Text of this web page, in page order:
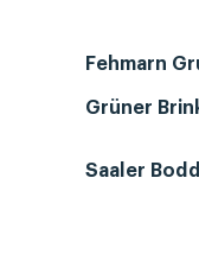
Fehmarn
Grüner
Saaler